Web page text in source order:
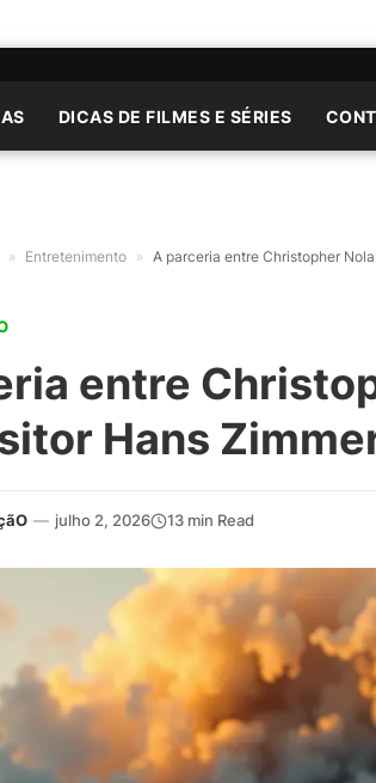
DICAS DE FILMES E SÉRIES
» Entretenimento » A parceria entre Christopher
entre
Hans
— julho 2, 2026 13 min Read